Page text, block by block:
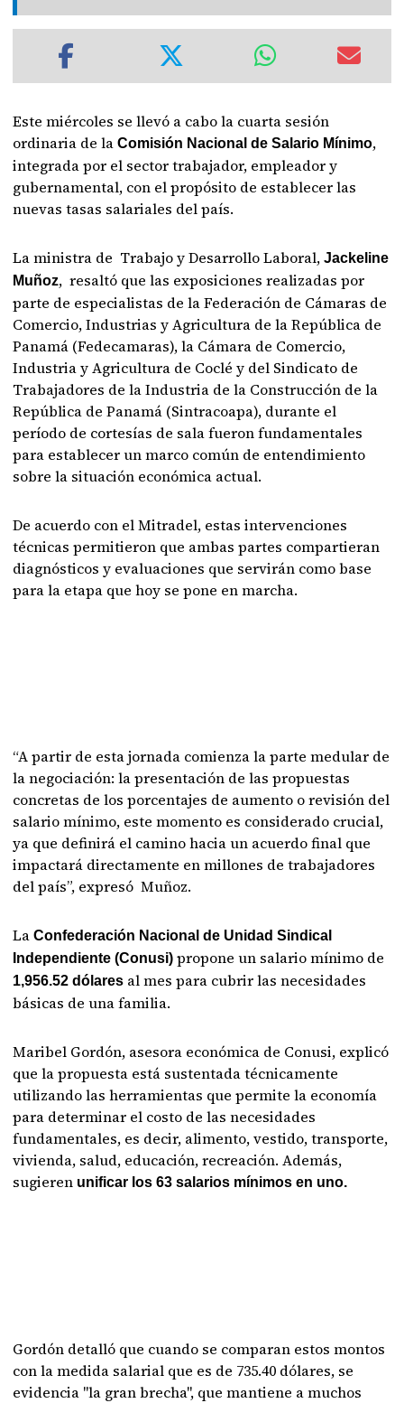
Este miércoles se llevó a cabo la cuarta sesión
ordinaria de la Comisión Nacional de Salario Mínimo,
integrada por el sector trabajador, empleador y
gubernamental, con el propósito de establecer las
nuevas tasas salariales del país.
La ministra de Trabajo y Desarrollo Laboral,Jackeline
Muñoz, resaltó que las exposiciones realizadas por
parte de especialistas de la Federación de Cámaras de
Comercio, Industrias y Agricultura de la República de
Panamá (Fedecamaras), la Cámara de Comercio,
Industria y Agricultura de Coclé y del Sindicato de
Trabajadores de la Industria de la Construcción de la
República de Panamá (Sintracoapa), durante el
período de cortesías de sala fueron fundamentales
para establecer un marco común de entendimiento
sobre la situación económica actual.
De acuerdo con el Mitradel, estas intervenciones
técnicas permitieron que ambas partes compartieran
diagnósticos y evaluaciones que servirán como base
para la etapa que hoy se pone en marcha.
“A partir de esta jornada comienza la parte medular de
la negociación: la presentación de las propuestas
concretas de los porcentajes de aumento o revisión del
salario mínimo, este momento es considerado crucial,
ya que definirá el camino hacia un acuerdo final que
impactará directamente en millones de trabajadores
del país”, expresó Muñoz.
LaConfederación Nacional de Unidad Sindical
Independiente (Conusi) propone un salario mínimo de
1,956.52 dólares al mes para cubrir las necesidades
básicas de una familia.
Maribel Gordón, asesora económica de Conusi, explicó
que la propuesta está sustentada técnicamente
utilizando las herramientas que permite la economía
para determinar el costo de las necesidades
fundamentales, es decir, alimento, vestido, transporte,
vivienda, salud, educación, recreación. Además,
sugieren unificar los 63 salarios mínimos en uno.
Gordón detalló que cuando se comparan estos montos
con la medida salarial que es de 735.40 dólares, se
evidencia "la gran brecha", que mantiene a muchos